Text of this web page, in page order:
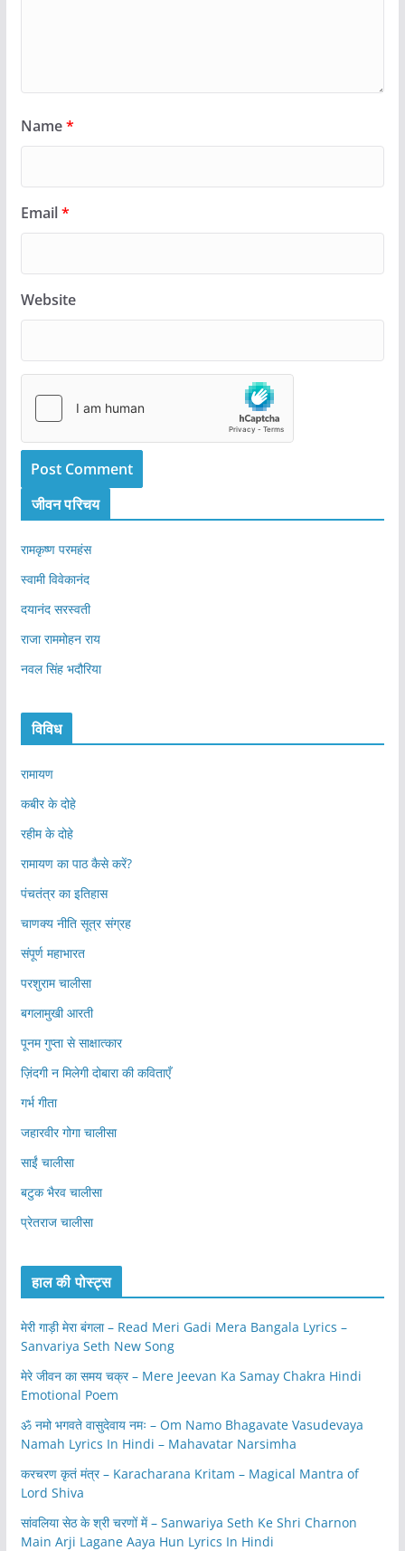
Name*
Email*
Website
जीवन परिचय
रामकृष्ण परमहंस
स्वामी विवेकानंद
दयानंद सरस्वती
राजा राममोहन राय
नवल सिंह भदौरिया
विविध
रामायण
कबीर के दोहे
रहीम के दोहे
रामायण का पाठ कैसे करें?
पंचतंत्र का इतिहास
चाणक्य नीति सूत्र संग्रह
संपूर्ण महाभारत
परशुराम चालीसा
बगलामुखी आरती
पूनम गुप्ता से साक्षात्कार
ज़िंदगी न मिलेगी दोबारा की कविताएँ
गर्भ गीता
जहारवीर गोगा चालीसा
साईं चालीसा
बटुक भैरव चालीसा
प्रेतराज चालीसा
हाल की पोस्ट्स
मेरी गाड़ी मेरा बंगला – Read Meri Gadi Mera Bangala Lyrics –
Sanvariya Seth New Song
मेरे जीवन का समय चक्र – Mere Jeevan Ka Samay Chakra Hindi
Emotional Poem
ॐ नमो भगवते वासुदेवाय नमः – Om Namo Bhagavate Vasudevaya
Namah Lyrics In Hindi – Mahavatar Narsimha
करचरण कृतं मंत्र – Karacharana Kritam – Magical Mantra of
Lord Shiva
सांवलिया सेठ के श्री चरणों में – Sanwariya Seth Ke Shri Charnon
Main Arji Lagane Aaya Hun Lyrics In Hindi